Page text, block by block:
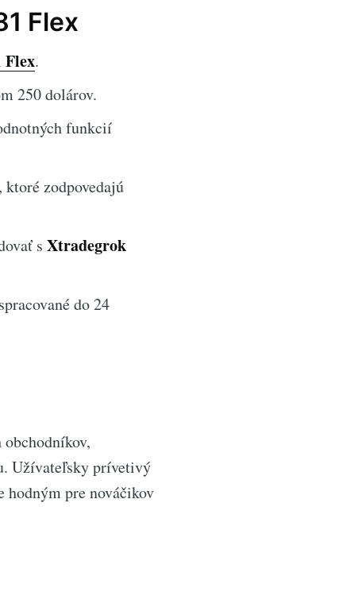
Flex
Flex.
250 dolárov.
funkcií
ktoré zodpovedajú
s Xtradegrok
do 24
Užívateľsky prívetivý
pre nováčikov